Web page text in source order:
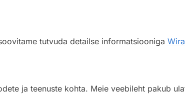
tutvuda detailse informatsiooniga
ja teenuste kohta. Meie veebileht pakub